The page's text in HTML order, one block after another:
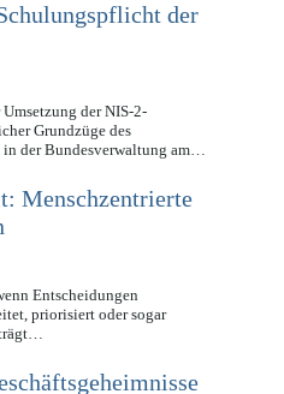
als
der
der NIS-2-
Grundzüge des
Menschzentrierte
Entscheidungen
priorisiert oder sogar